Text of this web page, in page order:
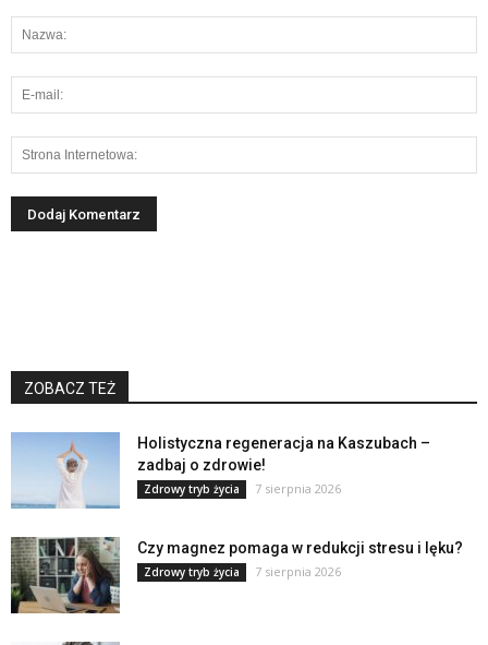
ZOBACZ TEŻ
Holistyczna regeneracja na Kaszubach –
zadbaj o zdrowie!
Zdrowy tryb życia 7 sierpnia 2026
Czy magnez pomaga w redukcji stresu i lęku?
Zdrowy tryb życia 7 sierpnia 2026